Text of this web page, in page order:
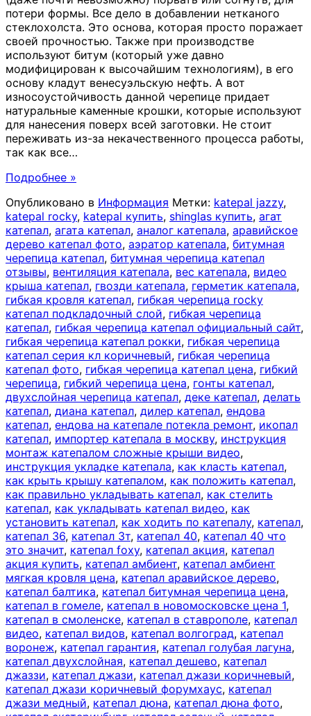
потери формы. Все дело в добавлении нетканого
стеклохолста. Это основа, которая просто поражает
своей прочностью. Также при производстве
используют битум (который уже давно
модифицирован к высочайшим технологиям), в его
основу кладут венесуэльскую нефть. А вот
износоустойчивость данной черепице придает
натуральные каменные крошки, которые используют
для нанесения поверх всей заготовки. Не стоит
переживать из-за некачественного процесса работы,
так как все…
Подробнее »
Опубликовано в Информация Метки: katepal jazzy,
katepal rocky, katepal купить, shinglas купить, агат
катепал, агата катепал, аналог катепала, аравийское
дерево катепал фото, аэратор катепала, битумная
черепица катепал, битумная черепица катепал
отзывы, вентиляция катепала, вес катепала, видео
крыша катепал, гвозди катепала, герметик катепала,
гибкая кровля катепал, гибкая черепица rocky
катепал подкладочный слой, гибкая черепица
катепал, гибкая черепица катепал официальный сайт,
гибкая черепица катепал рокки, гибкая черепица
катепал серия кл коричневый, гибкая черепица
катепал фото, гибкая черепица катепал цена, гибкий
черепица, гибкий черепица цена, гонты катепал,
двухслойная черепица катепал, деке катепал, делать
катепал, диана катепал, дилер катепал, ендова
катепал, ендова на катепале потекла ремонт, икопал
катепал, импортер катепала в москву, инструкция
монтаж катепалом сложные крыши видео,
инструкция укладке катепала, как класть катепал,
как крыть крышу катепалом, как положить катепал,
как правильно укладывать катепал, как стелить
катепал, как укладывать катепал видео, как
установить катепал, как ходить по катепалу, катепал,
катепал 36, катепал 3т, катепал 40, катепал 40 что
это значит, катепал foxy, катепал акция, катепал
акция купить, катепал амбиент, катепал амбиент
мягкая кровля цена, катепал аравийское дерево,
катепал балтика, катепал битумная черепица цена,
катепал в гомеле, катепал в новомосковске цена 1,
катепал в смоленске, катепал в ставрополе, катепал
видео, катепал видов, катепал волгоград, катепал
воронеж, катепал гарантия, катепал голубая лагуна,
катепал двухслойная, катепал дешево, катепал
джаззи, катепал джази, катепал джази коричневый,
катепал джази коричневый форумхаус, катепал
джази медный, катепал дюна, катепал дюна фото,